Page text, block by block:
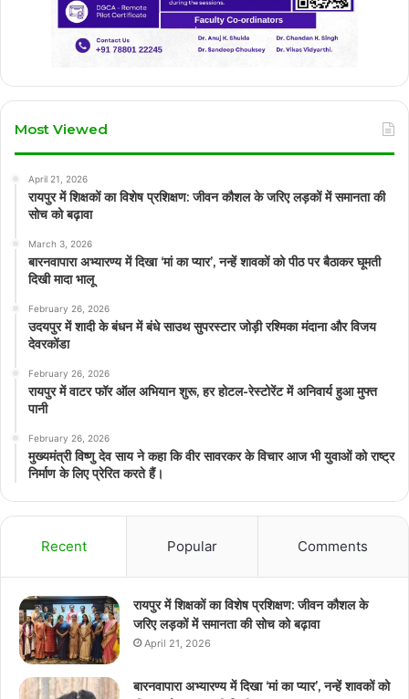
Most Viewed
April 21, 2026
रायपुर में शिक्षकों का विशेष प्रशिक्षण: जीवन कौशल के जरिए लड़कों में समानता की
सोच को बढ़ावा
March 3, 2026
बारनवापारा अभ्यारण्य में दिखा ‘मां का प्यार’, नन्हें शावकों को पीठ पर बैठाकर घूमती
दिखी मादा भालू
February 26, 2026
उदयपुर में शादी के बंधन में बंधे साउथ सुपरस्टार जोड़ी रश्मिका मंदाना और विजय
देवरकोंडा
February 26, 2026
रायपुर में वाटर फॉर ऑल अभियान शुरू, हर होटल-रेस्टोरेंट में अनिवार्य हुआ मुफ्त
पानी
February 26, 2026
मुख्यमंत्री विष्णु देव साय ने कहा कि वीर सावरकर के विचार आज भी युवाओं को राष्ट्र
निर्माण के लिए प्रेरित करते हैं।
Recent Popular Comments
रायपुर में शिक्षकों का विशेष प्रशिक्षण: जीवन कौशल के
जरिए लड़कों में समानता की सोच को बढ़ावा
April 21, 2026
बारनवापारा अभ्यारण्य में दिखा ‘मां का प्यार’, नन्हें शावकों को